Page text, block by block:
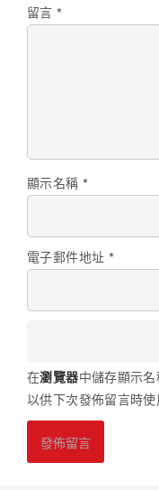
留言 *
顯示名稱 *
電子郵件地址 *
在瀏覽器中儲存顯示
以供下次發佈留言時使